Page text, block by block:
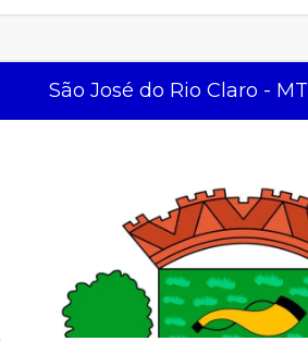
São José do Rio Claro - MT